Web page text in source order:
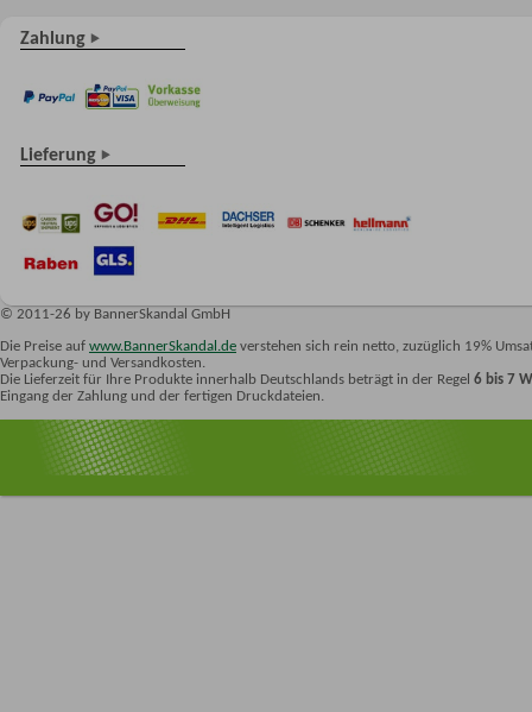
Zahlung
Lieferung
© 2011-26 by BannerSkandal GmbH
Die Preise auf www.BannerSkandal.de verstehen sich rein netto, zuzüglich 19%
Verpackung- und Versandkosten.
Die Lieferzeit für Ihre Produkte innerhalb Deutschlands beträgt in der Regel 6 bis 7
Eingang der Zahlung und der fertigen Druckdateien.